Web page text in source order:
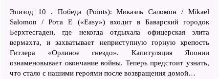
Эпизод 10 . Победа (Points): Микаэль Саломон / Mikael
Salomon / Рота E («Easy») входит в Баварский городок
Берхтесгаден, где некогда отдыхала офицерская элита
вермахта, и захватывает неприступную горную крепость
Гитлера «Орлиное гнездо». Капитуляция Японии
ознаменовывает окончание войны. Теперь предстоит узнать,
что стало с нашими героями после возвращения домой…